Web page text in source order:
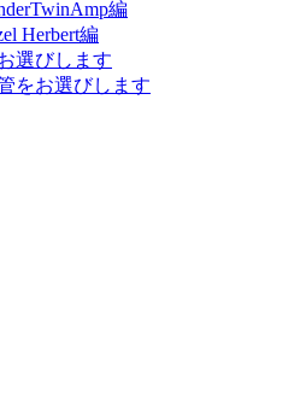
編
Herbert編
選びします
をお選びします